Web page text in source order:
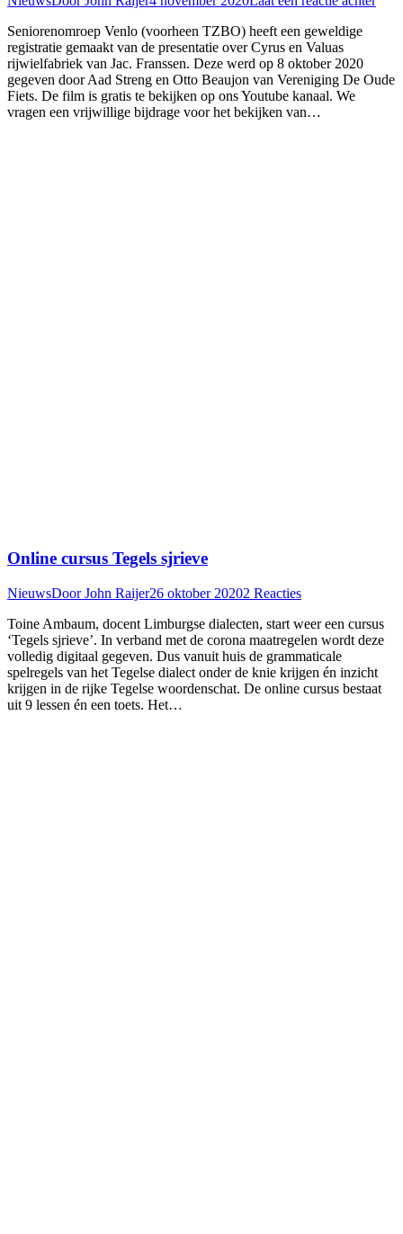
Seniorenomroep Venlo (voorheen TZBO) heeft een geweldige
registratie gemaakt van de presentatie over Cyrus en Valuas
rijwielfabriek van Jac. Franssen. Deze werd op 8 oktober 2020
gegeven door Aad Streng en Otto Beaujon van Vereniging De Oude
Fiets. De film is gratis te bekijken op ons Youtube kanaal. We
vragen een vrijwillige bijdrage voor het bekijken van…
Online cursus Tegels sjrieve
NieuwsDoorJohn Raijer26 oktober 20202 Reacties
Toine Ambaum, docent Limburgse dialecten, start weer een cursus
‘Tegels sjrieve’. In verband met de corona maatregelen wordt deze
volledig digitaal gegeven. Dus vanuit huis de grammaticale
spelregels van het Tegelse dialect onder de knie krijgen én inzicht
krijgen in de rijke Tegelse woordenschat. De online cursus bestaat
uit 9 lessen én een toets. Het…